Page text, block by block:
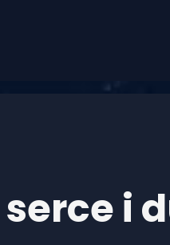
serce i